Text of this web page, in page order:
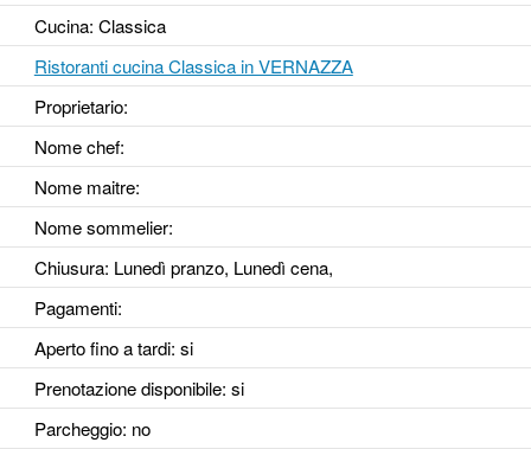
Cucina: Classica
Ristoranti cucina Classica in VERNAZZA
Proprietario:
Nome chef:
Nome maitre:
Nome sommelier:
Chiusura: Lunedì pranzo, Lunedì cena,
Pagamenti:
Aperto fino a tardi: si
Prenotazione disponibile: si
Parcheggio: no